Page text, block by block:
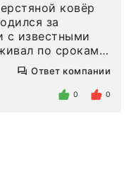
ковёр
за
с известными
по срокам.
в
без
Ответ компании
0 0